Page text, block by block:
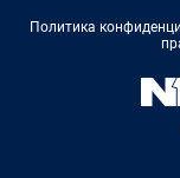
Политика